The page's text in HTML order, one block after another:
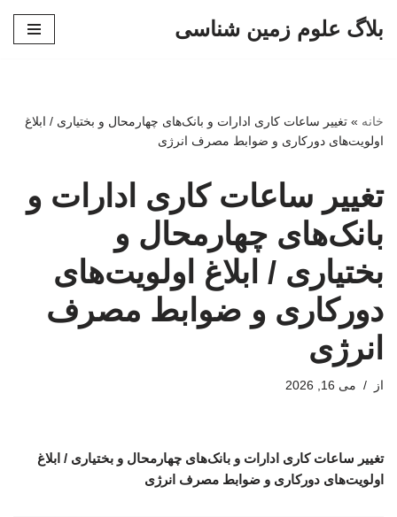
بلاگ علوم زمین شناسی
خانه » تغییر ساعات کاری ادارات و بانک‌های چهارمحال و بختیاری / ابلاغ
اولویت‌های دورکاری و ضوابط مصرف انرژی
تغییر ساعات کاری ادارات و
بانک‌های چهارمحال و
بختیاری / ابلاغ اولویت‌های
دورکاری و ضوابط مصرف
انرژی
از می 16, 2026
تغییر ساعات کاری ادارات و بانک‌های چهارمحال و بختیاری / ابلاغ
اولویت‌های دورکاری و ضوابط مصرف انرژی